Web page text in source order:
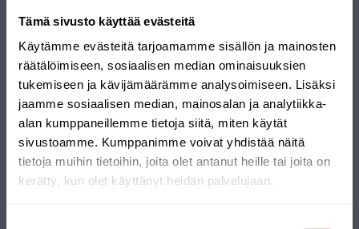
Tämä sivusto käyttää evästeitä
Käytämme evästeitä tarjoamamme sisällön ja mainosten
räätälöimiseen, sosiaalisen median ominaisuuksien
tukemiseen ja kävijämäärämme analysoimiseen. Lisäksi
jaamme sosiaalisen median, mainosalan ja analytiikka-
alan kumppaneillemme tietoja siitä, miten käytät
sivustoamme. Kumppanimme voivat yhdistää näitä
tietoja muihin tietoihin, joita olet antanut heille tai joita on
kerätty, kun olet käyttänyt heidän palvelujaan.
nolltid.
Garanti: 1 år på utbytbara delar, 2 år på kylteknik
Se instruktionsvideon om hur man byter DirectFiltration-filtret
här.